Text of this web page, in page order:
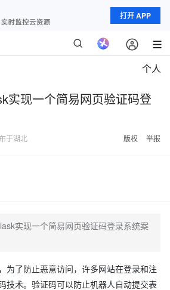
打开 APP
个人
实现一个简易网页验证码登
于湖北 版权 举报
实现一个简易网页验证码登录系统案
为了防止恶意访问，许多网站在登录和注
技术。验证码可以防止机器人自动提交表